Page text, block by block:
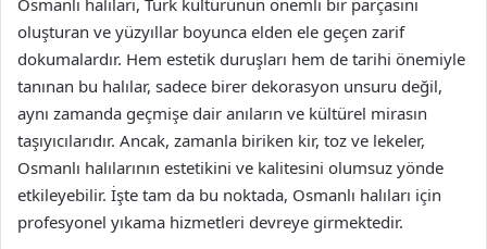
Osmanlı halıları, Türk kültürünün önemli bir parçasını
oluşturan ve yüzyıllar boyunca elden ele geçen zarif
dokumalardır. Hem estetik duruşları hem de tarihi önemiyle
tanınan bu halılar, sadece birer dekorasyon unsuru değil,
aynı zamanda geçmişe dair anıların ve kültürel mirasın
taşıyıcılarıdır. Ancak, zamanla biriken kir, toz ve lekeler,
Osmanlı halılarının estetikini ve kalitesini olumsuz yönde
etkileyebilir. İşte tam da bu noktada, Osmanlı halıları için
profesyonel yıkama hizmetleri devreye girmektedir.